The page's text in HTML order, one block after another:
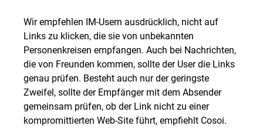
Wir empfehlen IM-Usern ausdrücklich, nicht auf
Links zu klicken, die sie von unbekannten
Personenkreisen empfangen. Auch bei Nachrichten,
die von Freunden kommen, sollte der User die Links
genau prüfen. Besteht auch nur der geringste
Zweifel, sollte der Empfänger mit dem Absender
gemeinsam prüfen, ob der Link nicht zu einer
kompromittierten Web-Site führt, empfiehlt Cosoi.